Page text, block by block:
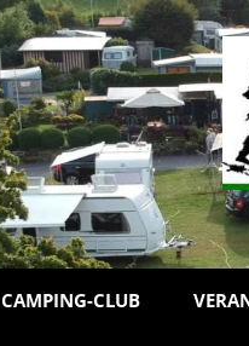
CAMPING-CLUB